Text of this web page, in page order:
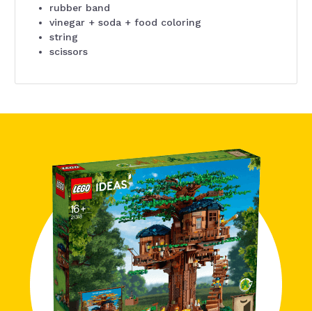
rubber band
vinegar + soda + food coloring
string
scissors